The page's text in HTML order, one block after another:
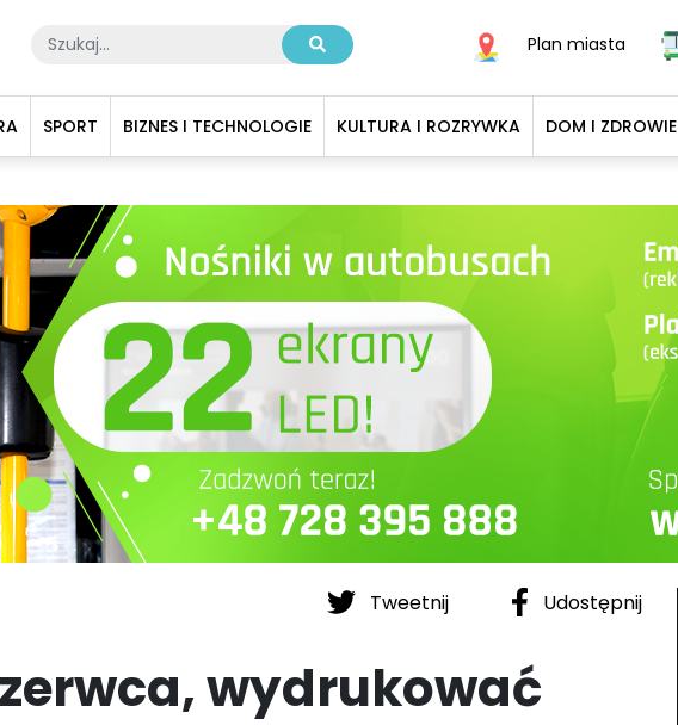
Plan miasta
SPORT BIZNES I TECHNOLOGIE KULTURA I ROZRYWKA DOM I ZDROWIE
Tweetnij Udostępnij
wydrukować